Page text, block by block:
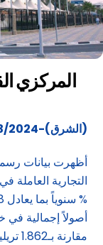
(الشرق)-22/03/2024
أظهرت بيانات